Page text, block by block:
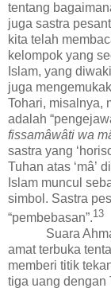
tentang
juga sastra
kita telah
kelompok yang
Islam, yang
juga
Tohari, misalnya,
adalah “
fissamâwâti wa m
sastra yang ‘
Tuhan atas ‘mâ’
Islam muncul
simbol. Sastra
“pembebasan”.13
Suara
amat terbuka
memberi titik
tiga uang dengan